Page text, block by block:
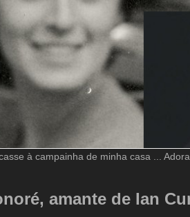
à campainha de minha casa ...
amante de Ian